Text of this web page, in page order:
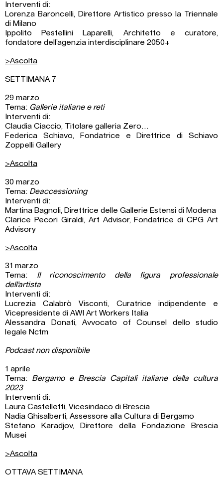
Interventi di:
Lorenza Baroncelli, Direttore Artistico presso la Triennale
di Milano
Ippolito Pestellini Laparelli, Architetto e curatore,
fondatore dell’agenzia interdisciplinare 2050+
>Ascolta
SETTIMANA 7
29 marzo
Tema: Gallerie italiane e reti
Interventi di:
Claudia Ciaccio, Titolare galleria Zero…
Federica Schiavo, Fondatrice e Direttrice di Schiavo
Zoppelli Gallery
>Ascolta
30 marzo
Tema: Deaccessioning
Interventi di:
Martina Bagnoli, Direttrice delle Gallerie Estensi di Modena
Clarice Pecori Giraldi, Art Advisor, Fondatrice di CPG Art
Advisory
>Ascolta
31 marzo
Tema: Il riconoscimento della figura professionale
dell’artista
Interventi di:
Lucrezia Calabrò Visconti, Curatrice indipendente e
Vicepresidente di AWI Art Workers Italia
Alessandra Donati, Avvocato of Counsel dello studio
legale Nctm
Podcast non disponibile
1 aprile
Tema: Bergamo e Brescia Capitali italiane della cultura
2023
Interventi di:
Laura Castelletti, Vicesindaco di Brescia
Nadia Ghisalberti, Assessore alla Cultura di Bergamo
Stefano Karadjov, Direttore della Fondazione Brescia
Musei
>Ascolta
OTTAVA SETTIMANA